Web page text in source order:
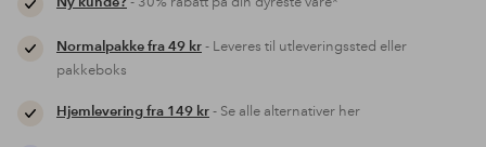
Normalpakke fra 49 kr- Leveres til utleveringssted eller
pakkeboks
Hjemlevering fra 149 kr- Se alle alternativer her